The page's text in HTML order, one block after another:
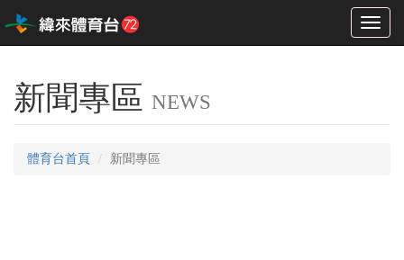
Toggle
新聞專區 NEWS
體育台首頁 新聞專區